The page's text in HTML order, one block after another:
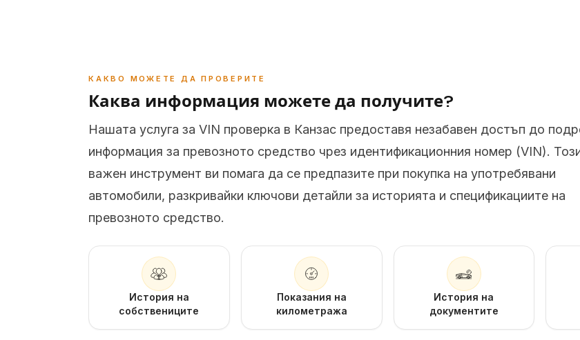
КАКВО МОЖЕТЕ ДА ПРОВЕРИТЕ
Каква информация можете да получите?
Нашата услуга за VIN проверка в Канзас предоставя незабавен достъп до
информация за превозното средство чрез идентификационния номер (VIN).
важен инструмент ви помага да се предпазите при покупка на употребявани
автомобили, разкривайки ключови детайли за историята и спецификациите на
превозното средство.
История на
собствениците
Показания на
километража
История на
документите